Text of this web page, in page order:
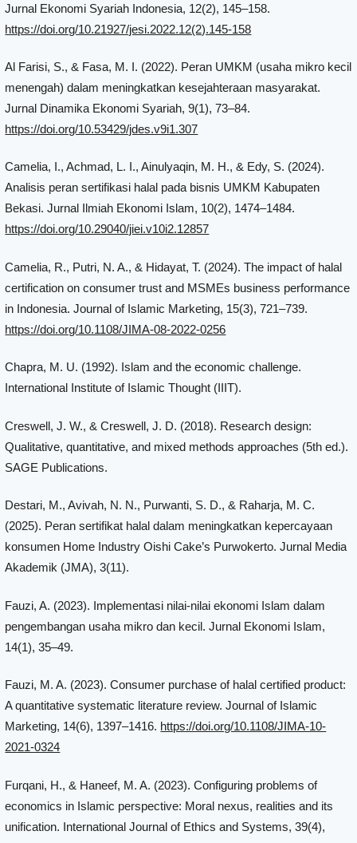
Jurnal Ekonomi Syariah Indonesia, 12(2), 145–158.
https://doi.org/10.21927/jesi.2022.12(2).145-158
Al Farisi, S., & Fasa, M. I. (2022). Peran UMKM (usaha mikro kecil
menengah) dalam meningkatkan kesejahteraan masyarakat.
Jurnal Dinamika Ekonomi Syariah, 9(1), 73–84.
https://doi.org/10.53429/jdes.v9i1.307
Camelia, I., Achmad, L. I., Ainulyaqin, M. H., & Edy, S. (2024).
Analisis peran sertifikasi halal pada bisnis UMKM Kabupaten
Bekasi. Jurnal Ilmiah Ekonomi Islam, 10(2), 1474–1484.
https://doi.org/10.29040/jiei.v10i2.12857
Camelia, R., Putri, N. A., & Hidayat, T. (2024). The impact of halal
certification on consumer trust and MSMEs business performance
in Indonesia. Journal of Islamic Marketing, 15(3), 721–739.
https://doi.org/10.1108/JIMA-08-2022-0256
Chapra, M. U. (1992). Islam and the economic challenge.
International Institute of Islamic Thought (IIIT).
Creswell, J. W., & Creswell, J. D. (2018). Research design:
Qualitative, quantitative, and mixed methods approaches (5th ed.).
SAGE Publications.
Destari, M., Avivah, N. N., Purwanti, S. D., & Raharja, M. C.
(2025). Peran sertifikat halal dalam meningkatkan kepercayaan
konsumen Home Industry Oishi Cake’s Purwokerto. Jurnal Media
Akademik (JMA), 3(11).
Fauzi, A. (2023). Implementasi nilai-nilai ekonomi Islam dalam
pengembangan usaha mikro dan kecil. Jurnal Ekonomi Islam,
14(1), 35–49.
Fauzi, M. A. (2023). Consumer purchase of halal certified product:
A quantitative systematic literature review. Journal of Islamic
Marketing, 14(6), 1397–1416. https://doi.org/10.1108/JIMA-10-
2021-0324
Furqani, H., & Haneef, M. A. (2023). Configuring problems of
economics in Islamic perspective: Moral nexus, realities and its
unification. International Journal of Ethics and Systems, 39(4),